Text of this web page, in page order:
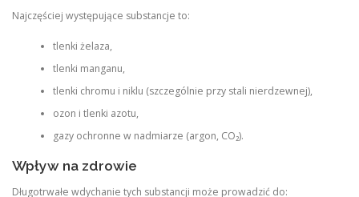
Najczęściej występujące substancje to:
tlenki żelaza,
tlenki manganu,
tlenki chromu i niklu (szczególnie przy stali nierdzewnej),
ozon i tlenki azotu,
gazy ochronne w nadmiarze (argon, CO₂).
Wpływ na zdrowie
Długotrwałe wdychanie tych substancji może prowadzić do: